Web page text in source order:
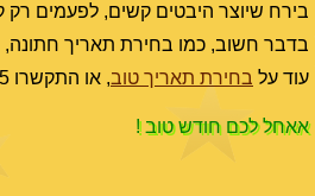
בירח שיוצר היבטים קשים, לפעמים רק
בדבר חשוב, כמו בחירת תאריך חתונה,
עוד על בחירת תאריך טוב, או התקשרו 050-7881995 לפרטים.
אאחל לכם חודש טוב !